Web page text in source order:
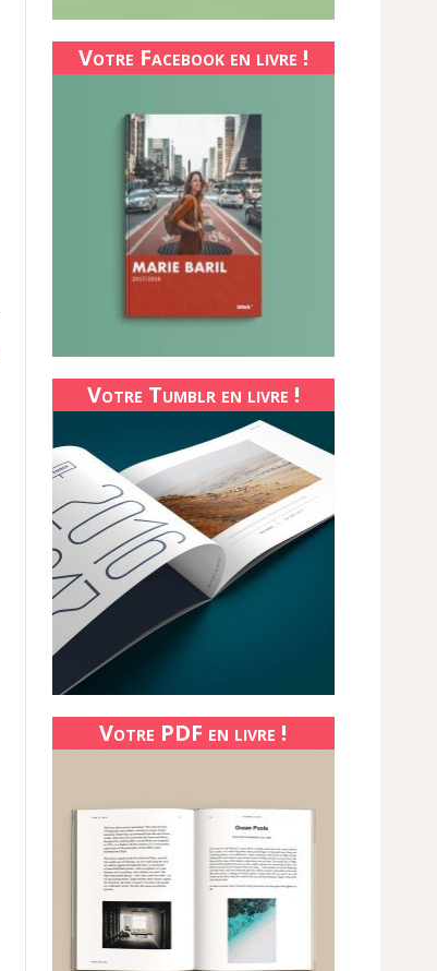
Votre Facebook en livre !
Votre Tumblr en livre !
Votre PDF en livre !